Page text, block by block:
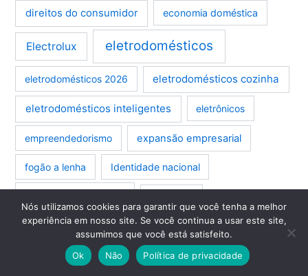
direitos do consumidor economia doméstica
Electrolux eletrodomésticos
eletrodomésticos 2026 eletrodomésticos cozinha
eletrodomésticos inteligentes eletrônicos
empreendedorismo expansão empresarial
fogão a lenha Identidade nacional
inovação doméstica inovação tecnológica
inteligência artificial investimento industrial
Nós utilizamos cookies para garantir que você tenha a melhor
experiência em nosso site. Se você continua a usar este site,
assumimos que você está satisfeito.
Ok
Não Política de privacidade